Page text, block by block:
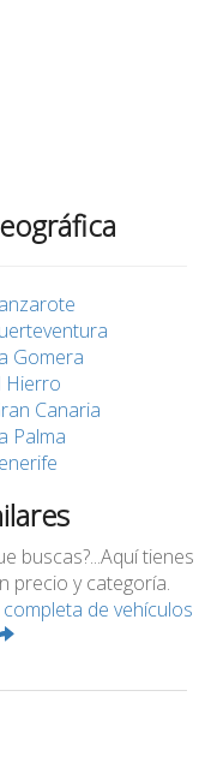
Gomera
Hierro
Canaria
Palma
buscas?...Aquí tienes
precio y categoría.
completa de vehículos